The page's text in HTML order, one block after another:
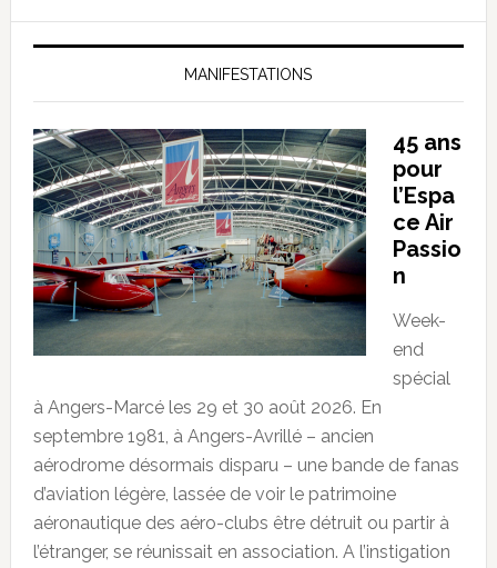
MANIFESTATIONS
45 ans
pour
l’Espa
ce Air
Passio
n
Week-
end
spécial
à Angers-Marcé les 29 et 30 août 2026. En
septembre 1981, à Angers-Avrillé – ancien
aérodrome désormais disparu – une bande de fanas
d’aviation légère, lassée de voir le patrimoine
aéronautique des aéro-clubs être détruit ou partir à
l’étranger, se réunissait en association. A l’instigation